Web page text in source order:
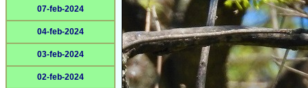
07-feb-2024
04-feb-2024
03-feb-2024
02-feb-2024